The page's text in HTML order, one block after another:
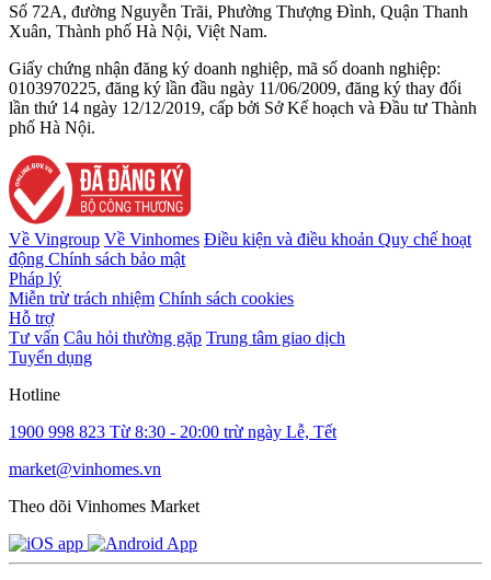
Số 72A, đường Nguyễn Trãi, Phường Thượng Đình, Quận Thanh
Xuân, Thành phố Hà Nội, Việt Nam.
Giấy chứng nhận đăng ký doanh nghiệp, mã số doanh nghiệp:
0103970225, đăng ký lần đầu ngày 11/06/2009, đăng ký thay đổi
lần thứ 14 ngày 12/12/2019, cấp bởi Sở Kế hoạch và Đầu tư Thành
phố Hà Nội.
Về Vingroup Về Vinhomes Điều kiện và điều khoản Quy chế hoạt
động Chính sách bảo mật
Pháp lý
Miễn trừ trách nhiệm Chính sách cookies
Hỗ trợ
Tư vấn Câu hỏi thường gặp Trung tâm giao dịch
Tuyển dụng
Hotline
1900 998 823 Từ 8:30 - 20:00 trừ ngày Lễ, Tết
market@vinhomes.vn
Theo dõi Vinhomes Market